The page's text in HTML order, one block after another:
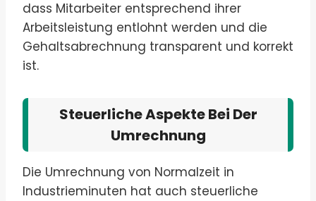
dass Mitarbeiter entsprechend ihrer
Arbeitsleistung entlohnt werden und die
Gehaltsabrechnung transparent und korrekt
ist.
Steuerliche Aspekte Bei Der
Umrechnung
Die Umrechnung von Normalzeit in
Industrieminuten hat auch steuerliche